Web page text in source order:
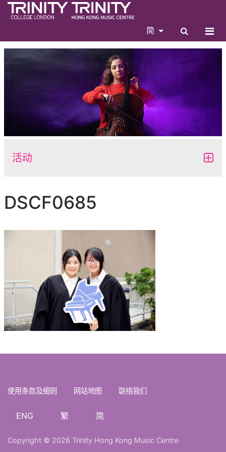
简
活动
DSCF0685
使用条款及细则 网站地图 联络我们
ENG 繁 简
Copyright © 2026 Trinity Hong Kong Music Centre